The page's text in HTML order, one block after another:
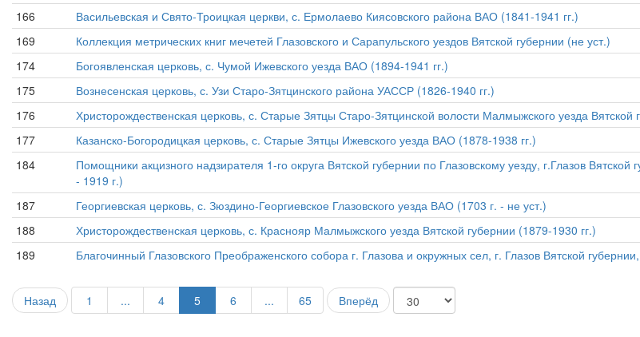
166
Васильевская и Свято-Троицкая церкви, с. Ермолаево Киясовского района ВАО (1841-1941 гг.)
169
Коллекция метрических книг мечетей Глазовского и Сарапульского уездов Вятской губернии (не уст.)
174
Богоявленская церковь, с. Чумой Ижевского уезда ВАО (1894-1941 гг.)
175
Вознесенская церковь, с. Узи Старо-Зятцинского района УАССР (1826-1940 гг.)
176
Христорождественская церковь, с. Старые Зятцы Старо-Зятцинской волости Малмыжского уезда Вятской
177
Казанско-Богородицкая церковь, с. Старые Зятцы Ижевского уезда ВАО (1878-1938 гг.)
184
Помощники акцизного надзирателя 1-го округа Вятской губернии по Глазовскому уезду, г.Глазов
- 1919 г.)
187 Георгиевская церковь, с. Зюздино-Георгиевское Глазовского уезда ВАО (1703 г. - не уст.)
188
Христорождественская церковь, с. Краснояр Малмыжского уезда Вятской губернии (1879-1930 гг.)
189
Благочинный Глазовского Преображенского собора г. Глазова и окружных сел, г. Глазов Вятской
Назад 1 ... 4 5 6 ... 65 Вперёд